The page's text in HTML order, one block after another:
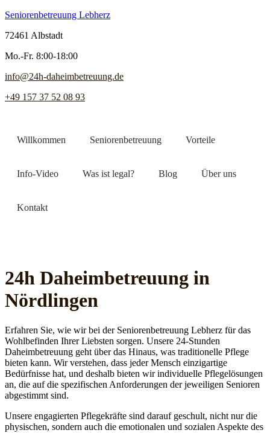
Seniorenbetreuung Lebherz
72461 Albstadt
Mo.-Fr. 8:00-18:00
info@24h-daheimbetreuung.de
+49 157 37 52 08 93
Willkommen Seniorenbetreuung Vorteile
Info-Video Was ist legal? Blog Über uns
Kontakt
24h Daheim­betreuung in
Nördlingen
Erfahren Sie, wie wir bei der Seniorenbetreuung Lebherz für das
Wohlbefinden Ihrer Liebsten sorgen. Unsere 24-Stunden
Daheimbetreuung geht über das Hinaus, was traditionelle Pflege
bieten kann. Wir verstehen, dass jeder Mensch einzigartige
Bedürfnisse hat, und deshalb bieten wir individuelle Pflegelösungen
an, die auf die spezifischen Anforderungen der jeweiligen Senioren
abgestimmt sind.
Unsere engagierten Pflegekräfte sind darauf geschult, nicht nur die
physischen, sondern auch die emotionalen und sozialen Aspekte des